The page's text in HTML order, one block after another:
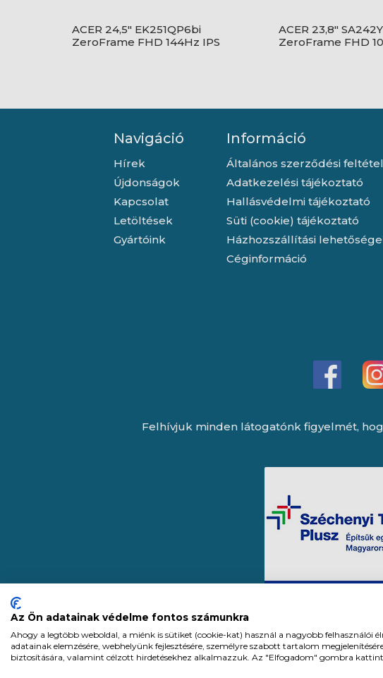
ACER 24,5" EK251QP6bi
ZeroFrame FHD 144Hz IPS
ACER 23,8"
ZeroFrame FHD
Navigáció
Hírek
Újdonságok
Kapcsolat
Letöltések
Gyártóink
Információ
Általános szerződési
Adatkezelési tájékoztató
Hallásvédelmi tájékoztató
Süti (cookie) tájékoztató
Házhozszállítási
Céginformáció
Felhívjuk minden látogatónk figyelmét,
Minden jog fenntartva.
Az Ön adatainak védelme fontos számunkra
Ahogy a legtöbb weboldal, a miénk is sütiket (cookie-kat) használ a nagyobb felhasználói
adatainak elemzésére, webhelyünk fejlesztésére, személyre szabott tartalom
biztosítására, valamint célzott hirdetésekhez alkalmazzuk. Az "Elfogadom" gombra